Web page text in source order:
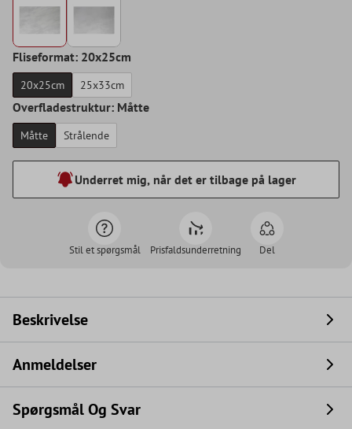
Fliseformat: 20x25cm
20x25cm 25x33cm
Overfladestruktur: Måtte
Måtte Strålende
Underret mig, når det er tilbage på lager
Stil et spørgsmål Prisfaldsunderretning Del
Beskrivelse
Anmeldelser
Spørgsmål Og Svar